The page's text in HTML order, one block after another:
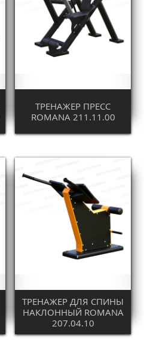
ТРЕНАЖЕР ПРЕСС
ROMANA 211.11.00
ТРЕНАЖЕР ДЛЯ СПИНЫ
НАКЛОННЫЙ ROMANA
207.04.10